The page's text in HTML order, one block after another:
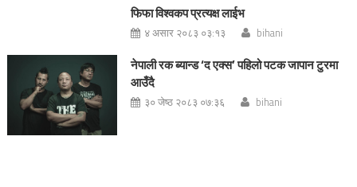
फिफा विश्वकप प्रत्यक्ष लाईभ
४ असार २०८३ ०३:१३ bihani
नेपाली रक ब्यान्ड ‘द एक्स’ पहिलो पटक जापान टुरमा
आउँदै
३० जेष्ठ २०८३ ०७:३६ bihani